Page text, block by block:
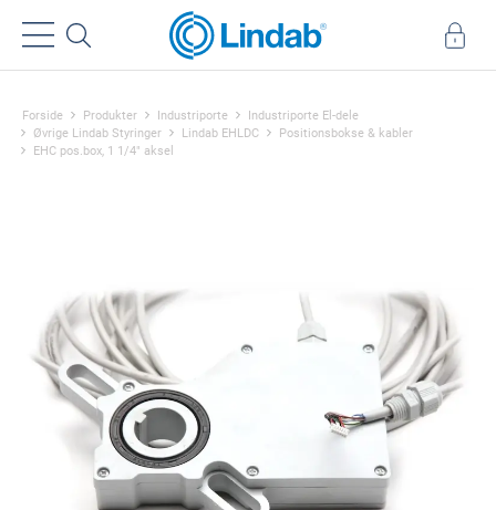
Forside Produkter Industriporte
Industriporte El-dele
Øvrige Lindab Styringer
Lindab EHLDC
Positionsbokse & kabler
EHC pos.box, 1 1/4" aksel